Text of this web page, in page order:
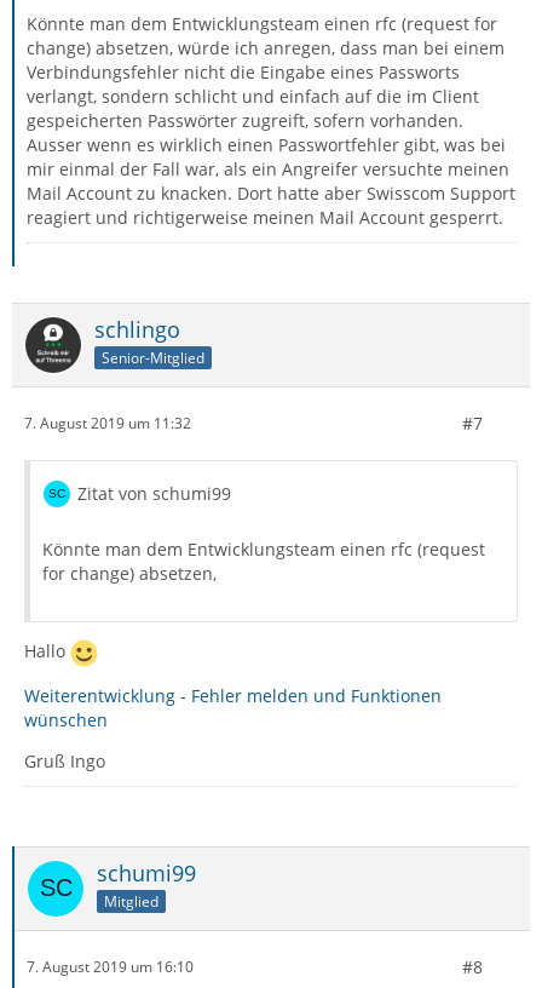
Könnte man dem Entwicklungsteam einen rfc (request for
change) absetzen, würde ich anregen, dass man bei einem
Verbindungsfehler nicht die Eingabe eines Passworts
verlangt, sondern schlicht und einfach auf die im Client
gespeicherten Passwörter zugreift, sofern vorhanden.
Ausser wenn es wirklich einen Passwortfehler gibt, was bei
mir einmal der Fall war, als ein Angreifer versuchte meinen
Mail Account zu knacken. Dort hatte aber Swisscom Support
reagiert und richtigerweise meinen Mail Account gesperrt.
schlingo
Senior-Mitglied
7. August 2019 um 11:32 #7
Zitat von schumi99
Könnte man dem Entwicklungsteam einen rfc (request
for change) absetzen,
Hallo
Weiterentwicklung - Fehler melden und Funktionen
wünschen
Gruß Ingo
schumi99
Mitglied
7. August 2019 um 16:10 #8